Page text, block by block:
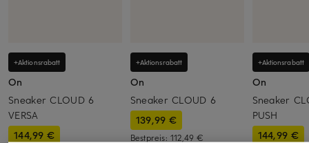
+Aktionsrabatt
On
Sneaker CLOUD 6
VERSA
144,99 €
+Aktionsrabatt
On
Sneaker CLOUD 6
139,99 €
Bestpreis: 112,49 €
+Aktionsrabatt
On
Sneaker
PUSH
144,99 €